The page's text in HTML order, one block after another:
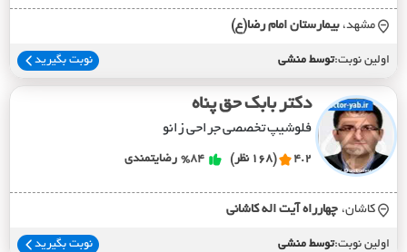
مشهد، بيمارستان امام رضا(ع)
اولین نوبت:توسط منشی نوبت بگیرید
دکتر بابک حق پناه
فلوشیپ تخصصی جراحی زانو
4.2 (168 نظر) %84 رضایتمندی
کاشان، چهارراه آيت اله کاشاني
اولین نوبت:توسط منشی نوبت بگیرید